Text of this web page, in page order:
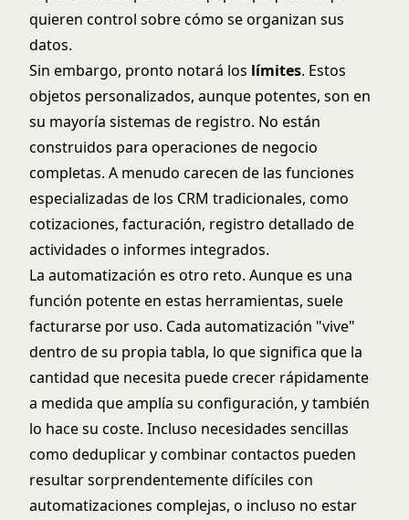
quieren control sobre cómo se organizan sus
datos.
Sin embargo, pronto notará los límites. Estos
objetos personalizados, aunque potentes, son en
su mayoría sistemas de registro. No están
construidos para operaciones de negocio
completas. A menudo carecen de las funciones
especializadas de los CRM tradicionales, como
cotizaciones, facturación, registro detallado de
actividades o informes integrados.
La automatización es otro reto. Aunque es una
función potente en estas herramientas, suele
facturarse por uso. Cada automatización "vive"
dentro de su propia tabla, lo que significa que la
cantidad que necesita puede crecer rápidamente
a medida que amplía su configuración, y también
lo hace su coste. Incluso necesidades sencillas
como deduplicar y combinar contactos pueden
resultar sorprendentemente difíciles con
automatizaciones complejas, o incluso no estar